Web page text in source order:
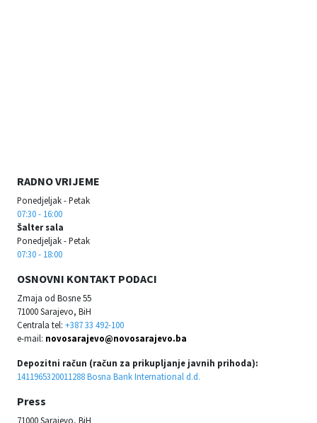
RADNO VRIJEME
Ponedjeljak - Petak
07:30 - 16:00
Šalter sala
Ponedjeljak - Petak
07:30 - 18:00
OSNOVNI KONTAKT PODACI
Zmaja od Bosne 55
71000 Sarajevo, BiH
Centrala tel: +387 33 492-100
e-mail: novosarajevo@novosarajevo.ba
Depozitni račun (račun za prikupljanje javnih prihoda):
1411965320011288 Bosna Bank International d.d.
Press
71000 Sarajevo, BiH